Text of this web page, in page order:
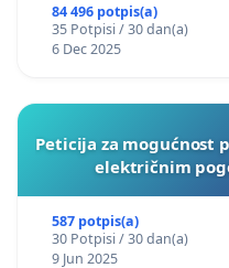
84 496 potpis(a)
35 Potpisi / 30 dan(a)
6 Dec 2025
Peticija za mogućnost
električnim
587 potpis(a)
30 Potpisi / 30 dan(a)
9 Jun 2025